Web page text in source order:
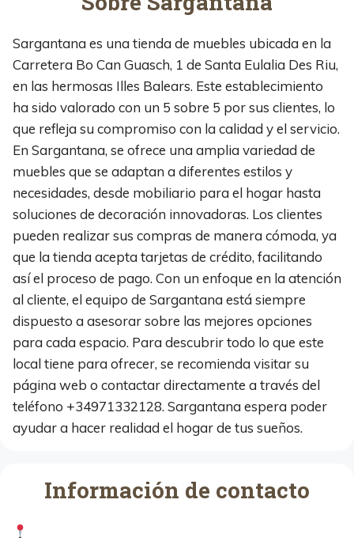
Sargantana es una tienda de muebles ubicada en la
Carretera Bo Can Guasch, 1 de Santa Eulalia Des Riu,
en las hermosas Illes Balears. Este establecimiento
ha sido valorado con un 5 sobre 5 por sus clientes, lo
que refleja su compromiso con la calidad y el servicio.
En Sargantana, se ofrece una amplia variedad de
muebles que se adaptan a diferentes estilos y
necesidades, desde mobiliario para el hogar hasta
soluciones de decoración innovadoras. Los clientes
pueden realizar sus compras de manera cómoda, ya
que la tienda acepta tarjetas de crédito, facilitando
así el proceso de pago. Con un enfoque en la atención
al cliente, el equipo de Sargantana está siempre
dispuesto a asesorar sobre las mejores opciones
para cada espacio. Para descubrir todo lo que este
local tiene para ofrecer, se recomienda visitar su
página web o contactar directamente a través del
teléfono +34971332128. Sargantana espera poder
ayudar a hacer realidad el hogar de tus sueños.
Información de contacto